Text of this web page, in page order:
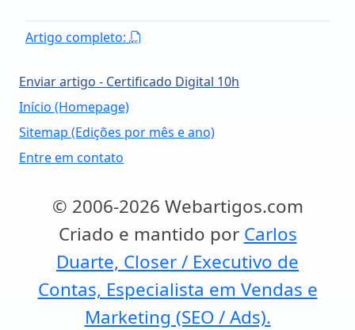
Artigo completo:
Enviar artigo - Certificado Digital 10h
Início (Homepage)
Sitemap (Edições por mês e ano)
Entre em contato
© 2006-2026 Webartigos.com
Criado e mantido por Carlos
Duarte, Closer / Executivo de
Contas, Especialista em Vendas e
Marketing (SEO / Ads).